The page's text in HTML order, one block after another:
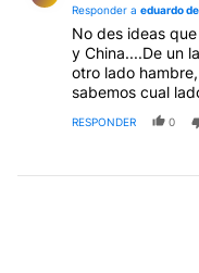
pagar las
termina en
daban la piña"..
nosotros
Responder a eduardo
No des ideas
y China....De un
otro lado
sabemos cual
RESPONDER 0